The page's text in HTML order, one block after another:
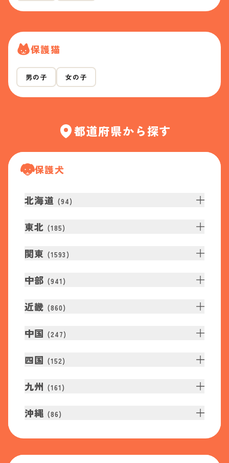
保護猫
男の子 女の子
都道府県から探す
保護犬
北海道 (94)
東北 (185)
関東 (1593 )
中部 (941 )
近畿 (860)
中国 (247)
四国 (152)
九州 (161 )
沖縄 (86)